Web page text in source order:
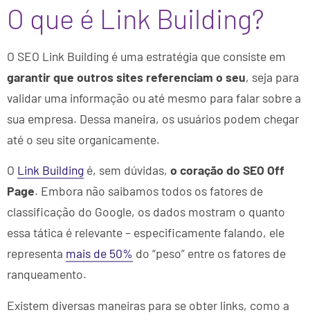
O que é Link Building?
O SEO Link Building é uma estratégia que consiste em
garantir que outros sites referenciam o seu, seja para
validar uma informação ou até mesmo para falar sobre a
sua empresa. Dessa maneira, os usuários podem chegar
até o seu site organicamente.
O Link Building é, sem dúvidas, o coração do SEO Off
Page. Embora não saibamos todos os fatores de
classificação do Google, os dados mostram o quanto
essa tática é relevante – especificamente falando, ele
representa mais de 50% do “peso” entre os fatores de
ranqueamento.
Existem diversas maneiras para se obter links, como a